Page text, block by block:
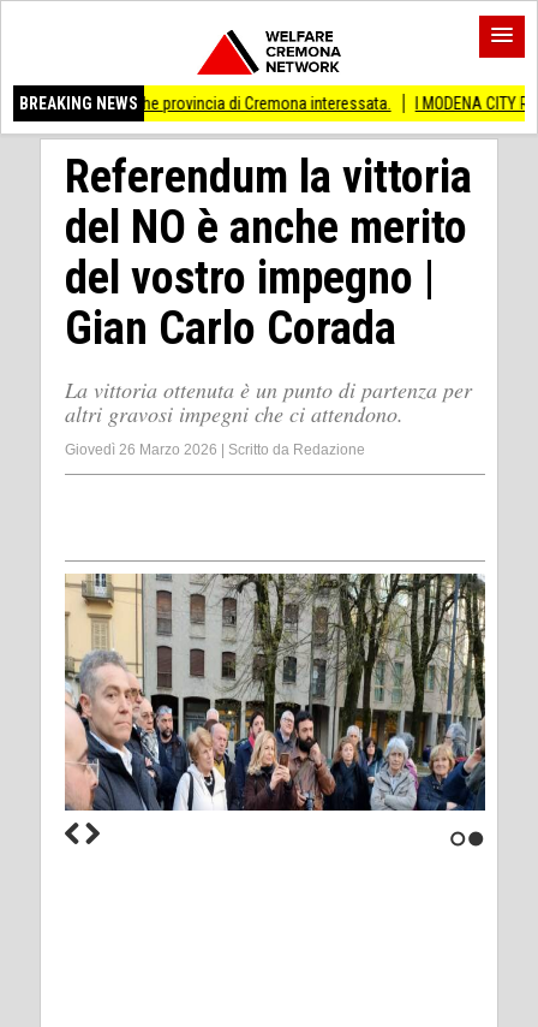
BREAKING NEWS
Anche provincia di Cremona interessata. I MODENA CITY RAMBLERS
Referendum la vittoria
del NO è anche merito
del vostro impegno |
Gian Carlo Corada
La vittoria ottenuta è un punto di partenza per
altri gravosi impegni che ci attendono.
Giovedì 26 Marzo 2026 Scritto da Redazione